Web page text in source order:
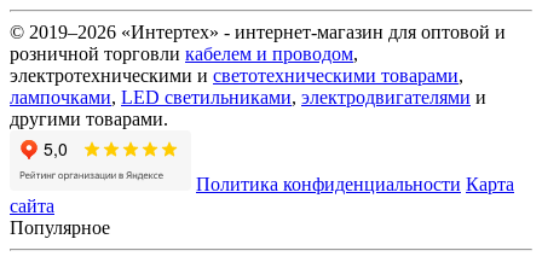
© 2019–2026 «Интертех» - интернет-магазин для оптовой и
розничной торговли кабелем и проводом,
электротехническими и светотехническими товарами,
лампочками, LED светильниками, электродвигателями и
другими товарами.
Политика конфиденциальности Карта
сайта
Популярное